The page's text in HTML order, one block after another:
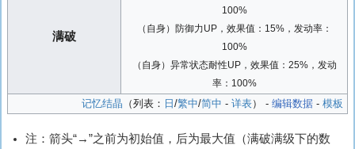
满破
100%
（自身）防御力UP，效果值：15%，发动率：
100%
（自身）异常状态耐性UP，效果值：25%，发动
率：100%
记忆结晶 （列表： 日 /繁中/简中 - 详表） - 编辑数据- 模板
注：箭头“→”之前为初始值，后为最大值（满破满级下的数